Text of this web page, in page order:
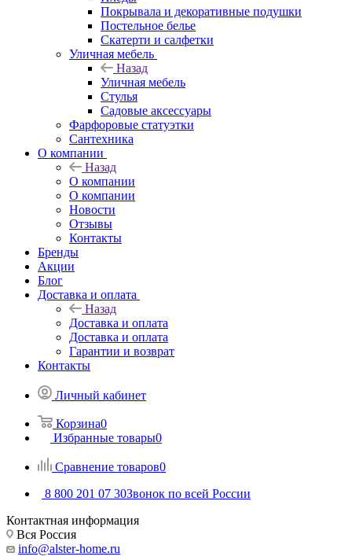
Покрывала и декоративные подушки
Постельное белье
Скатерти и салфетки
Уличная мебель
Назад
Уличная мебель
Стулья
Садовые аксессуары
Фарфоровые статуэтки
Сантехника
О компании
Назад
О компании
О компании
Новости
Отзывы
Контакты
Бренды
Акции
Блог
Доставка и оплата
Назад
Доставка и оплата
Доставка и оплата
Гарантии и возврат
Контакты
Личный кабинет
Корзина0
Избранные товары0
Сравнение товаров0
8 800 201 07 30Звонок по всей России
Контактная информация
Вся Россия
info@alster-home.ru